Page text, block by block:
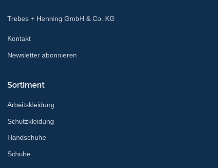
Trebes + Henning GmbH & Co. KG
Kontakt
Newsletter abonnieren
Sortiment
Arbeitskleidung
Schutzkleidung
Handschuhe
Schuhe